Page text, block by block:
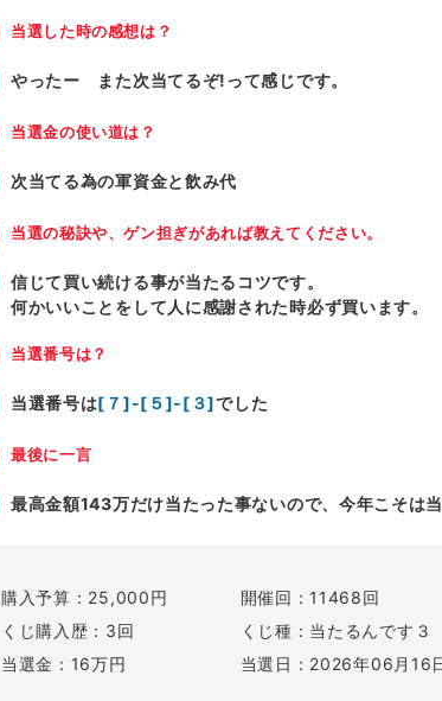
当選した時の感想は？
やったー また次当てるぞ!って感じです。
当選金の使い道は？
次当てる為の軍資金と飲み代
当選の秘訣や、ゲン担ぎがあれば教えてください。
信じて買い続ける事が当たるコツです。
何かいいことをして人に感謝された時必ず買います。
当選番号は？
当選番号は[７]-[５]-[３]でした
最後に一言
最高金額143万だけ当たった事ないので、今年こそは当
購入予算：25,000円
くじ購入歴：3回
当選金：16万円
開催回：11468回
くじ種：当たるんです３
当選日：2026年06月16